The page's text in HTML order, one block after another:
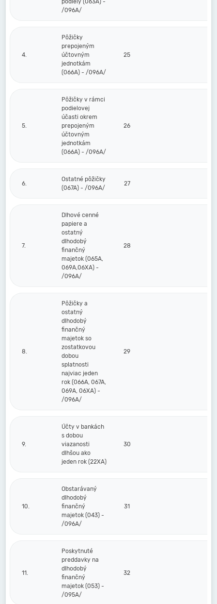
podiely (063A) -
/096A/
4.
Pôžičky
prepojeným
účtovným
jednotkám
(066A) - /096A/
25
5.
Pôžičky v rámci
podielovej
účasti okrem
prepojeným
účtovným
jednotkám
(066A) - /096A/
26
6.
Ostatné pôžičky
(067A) - /096A/
27
7.
Dlhové cenné
papiere a
ostatný
dlhodobý
finančný
majetok (065A,
069A,06XA) -
/096A/
28
8.
Pôžičky a
ostatný
dlhodobý
finančný
majetok so
zostatkovou
dobou
splatnosti
najviac jeden
rok (066A, 067A,
069A, 06XA) -
/096A/
29
9.
Účty v bankách
s dobou
viazanosti
dlhšou ako
jeden rok (22XA)
30
10.
Obstarávaný
dlhodobý
finančný
majetok (043) -
/096A/
31
11.
Poskytnuté
preddavky na
dlhodobý
finančný
majetok (053) -
/095A/
32